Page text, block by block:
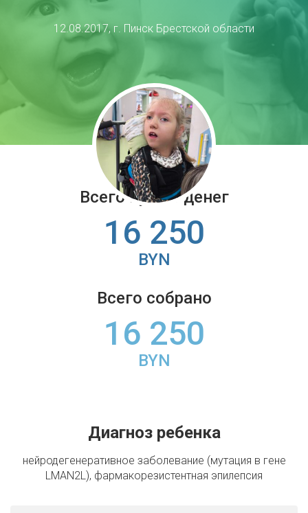
12.08.2017, г. Пинск Брестской области
Всего нужно денег
16 250
BYN
Всего собрано
16 250
BYN
Диагноз ребенка
нейродегенеративное заболевание (мутация в гене
LMAN2L), фармакорезистентная эпилепсия